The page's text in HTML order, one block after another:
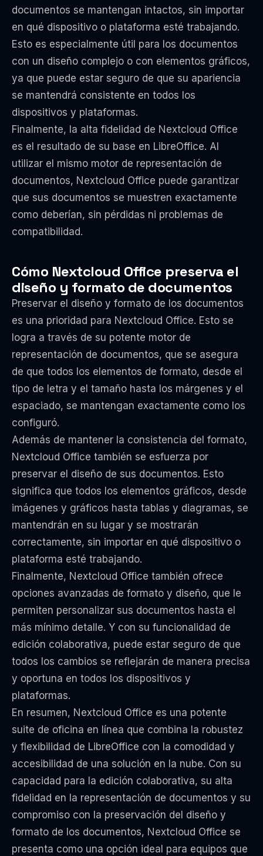
documentos se mantengan intactos, sin importar
en qué dispositivo o plataforma esté trabajando.
Esto es especialmente útil para los documentos
con un diseño complejo o con elementos gráficos,
ya que puede estar seguro de que su apariencia
se mantendrá consistente en todos los
dispositivos y plataformas.
Finalmente, la alta fidelidad de Nextcloud Office
es el resultado de su base en LibreOffice. Al
utilizar el mismo motor de representación de
documentos, Nextcloud Office puede garantizar
que sus documentos se muestren exactamente
como deberían, sin pérdidas ni problemas de
compatibilidad.
Cómo Nextcloud Office preserva el
diseño y formato de documentos
Preservar el diseño y formato de los documentos
es una prioridad para Nextcloud Office. Esto se
logra a través de su potente motor de
representación de documentos, que se asegura
de que todos los elementos de formato, desde el
tipo de letra y el tamaño hasta los márgenes y el
espaciado, se mantengan exactamente como los
configuró.
Además de mantener la consistencia del formato,
Nextcloud Office también se esfuerza por
preservar el diseño de sus documentos. Esto
significa que todos los elementos gráficos, desde
imágenes y gráficos hasta tablas y diagramas, se
mantendrán en su lugar y se mostrarán
correctamente, sin importar en qué dispositivo o
plataforma esté trabajando.
Finalmente, Nextcloud Office también ofrece
opciones avanzadas de formato y diseño, que le
permiten personalizar sus documentos hasta el
más mínimo detalle. Y con su funcionalidad de
edición colaborativa, puede estar seguro de que
todos los cambios se reflejarán de manera precisa
y oportuna en todos los dispositivos y
plataformas.
En resumen, Nextcloud Office es una potente
suite de oficina en línea que combina la robustez
y flexibilidad de LibreOffice con la comodidad y
accesibilidad de una solución en la nube. Con su
capacidad para la edición colaborativa, su alta
fidelidad en la representación de documentos y su
compromiso con la preservación del diseño y
formato de los documentos, Nextcloud Office se
presenta como una opción ideal para equipos que